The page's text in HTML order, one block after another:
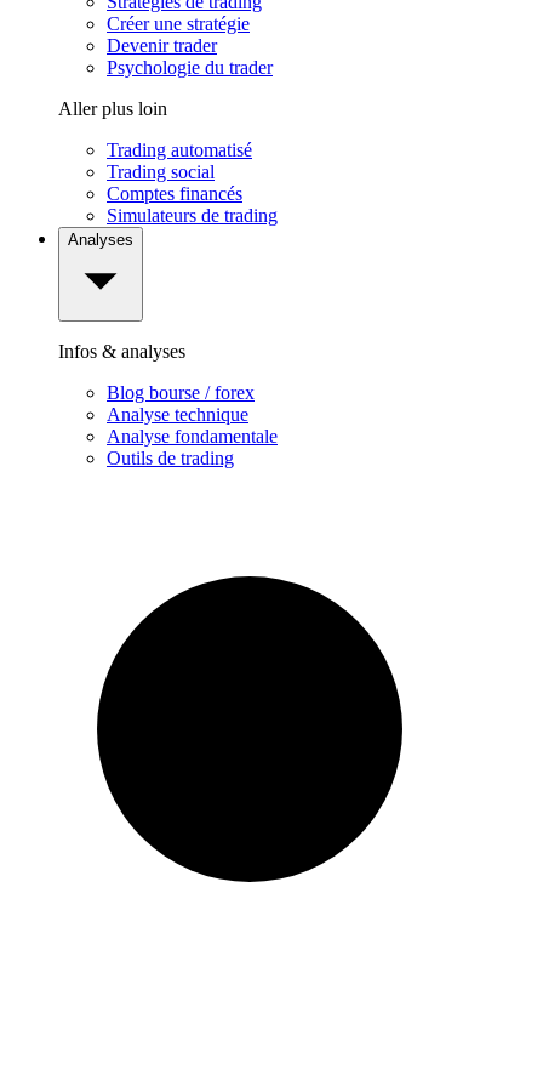
Créer une stratégie
Devenir trader
Psychologie du trader
Aller plus loin
Trading automatisé
Trading social
Comptes financés
Simulateurs de trading
Analyses
Infos & analyses
Blog bourse / forex
Analyse technique
Analyse fondamentale
Outils de trading